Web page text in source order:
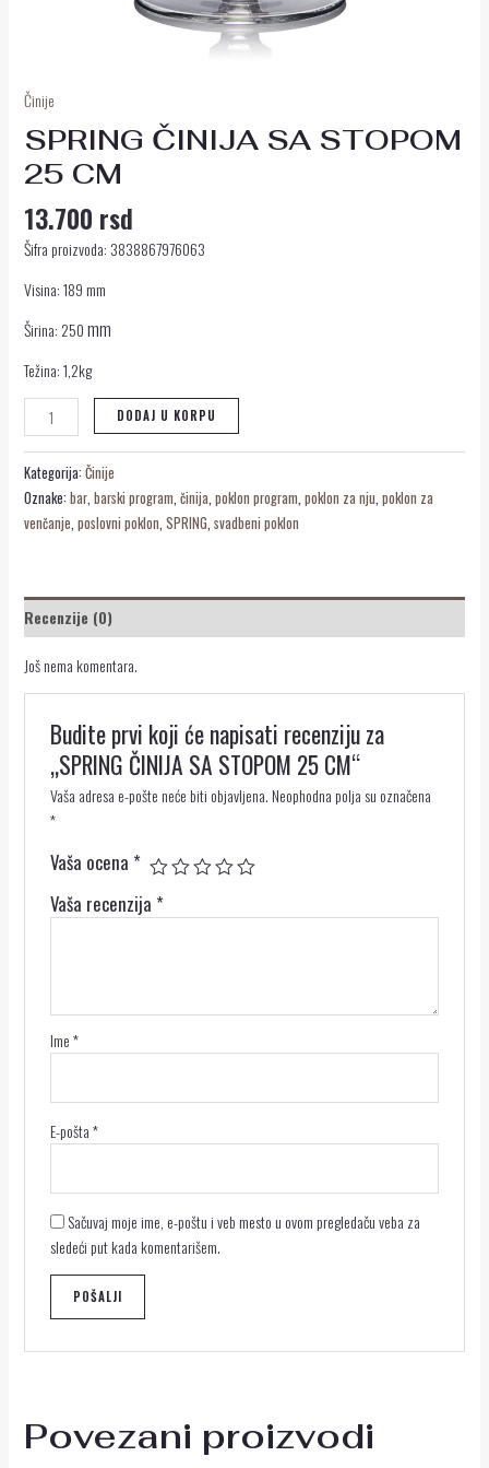
Činije
SPRING ČINIJA SA STOPOM
25 CM
13.700 rsd
Šifra proizvoda: 3838867976063
Visina: 189 mm
Širina: 250mm
Težina: 1,2kg
DODAJ U KORPU
Kategorija: Činije
Oznake: bar, barski program činija poklon program poklon za nju poklon za
venčanje poslovni poklon SPRING svadbeni poklon
Recenzije (0)
Još nema komentara.
Budite prvi koji će napisati recenziju za
„SPRING ČINIJA SA STOPOM 25 CM“
Vaša adresa e-pošte neće biti objavljena. Neophodna polja su označena
*
Vaša ocena *
Vaša recenzija *
Ime*
E-pošta*
Sačuvaj moje ime, e-poštu i veb mesto u ovom pregledaču veba za
sledeći put kada komentarišem.
Povezani proizvodi